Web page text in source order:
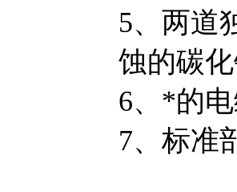
5、两道
蚀的碳
6、*的
7、标准